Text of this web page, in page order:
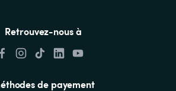
Retrouvez-nous à
de payement